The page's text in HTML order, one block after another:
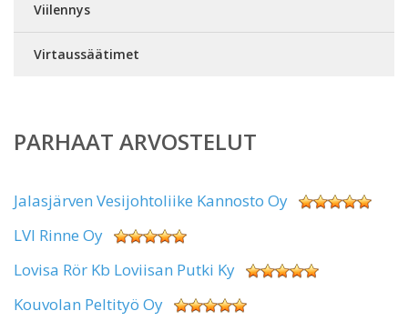
Viilennys
Virtaussäätimet
PARHAAT ARVOSTELUT
Jalasjärven Vesijohtoliike Kannosto Oy
LVI Rinne Oy
Lovisa Rör Kb Loviisan Putki Ky
Kouvolan Peltityö Oy